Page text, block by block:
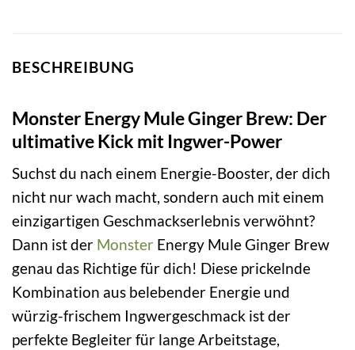
BESCHREIBUNG
Monster Energy Mule Ginger Brew: Der
ultimative Kick mit Ingwer-Power
Suchst du nach einem Energie-Booster, der dich
nicht nur wach macht, sondern auch mit einem
einzigartigen Geschmackserlebnis verwöhnt?
Dann ist der Monster Energy Mule Ginger Brew
genau das Richtige für dich! Diese prickelnde
Kombination aus belebender Energie und
würzig-frischem Ingwergeschmack ist der
perfekte Begleiter für lange Arbeitstage,